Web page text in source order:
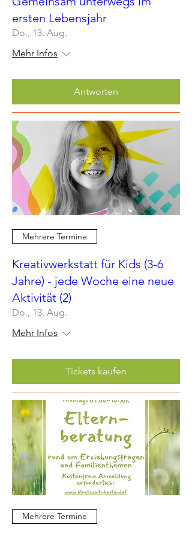
ersten Lebensjahr
Do., 13. Aug.
Mehr Infos
Antworten
Mehrere Termine
Kreativwerkstatt für Kids (3-6
Jahre) - jede Woche eine neue
Aktivität (2)
Do., 13. Aug.
Mehr Infos
Tickets kaufen
Mehrere Termine